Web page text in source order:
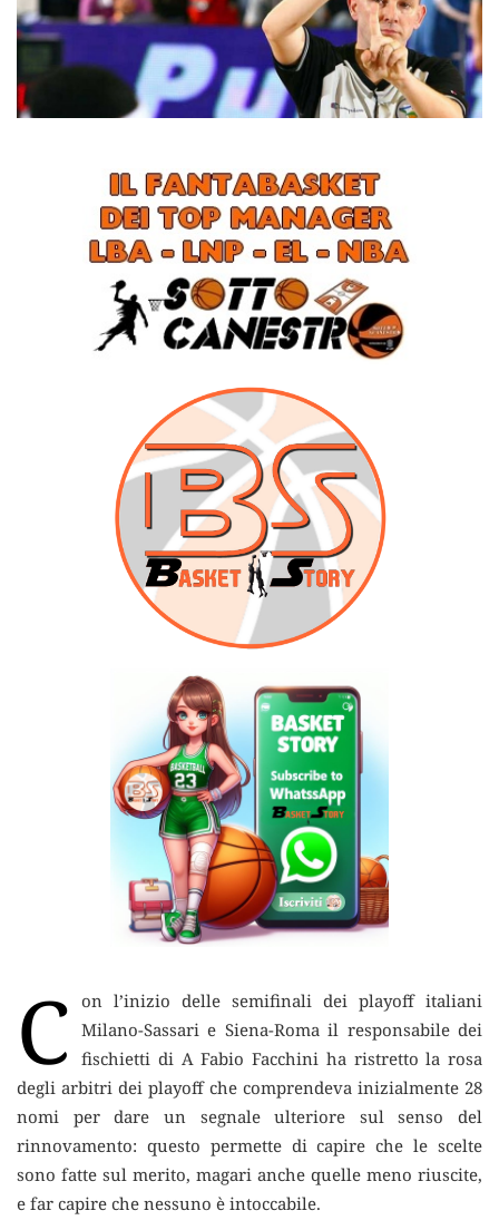
C on l’inizio delle semifinali dei playoff italiani
Milano-Sassari e Siena-Roma il responsabile dei
fischietti di A Fabio Facchini ha ristretto la rosa
degli arbitri dei playoff che comprendeva inizialmente 28
nomi per dare un segnale ulteriore sul senso del
rinnovamento: questo permette di capire che le scelte
sono fatte sul merito, magari anche quelle meno riuscite,
e far capire che nessuno è intoccabile.